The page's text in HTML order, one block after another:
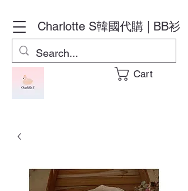
Charlotte S韓國代購 | BB衫
Cart